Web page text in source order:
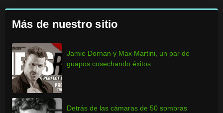
Más de nuestro sitio
Jamie Dornan y Max Martini, un par de
guapos cosechando éxitos
Detrás de las cámaras de 50 sombras